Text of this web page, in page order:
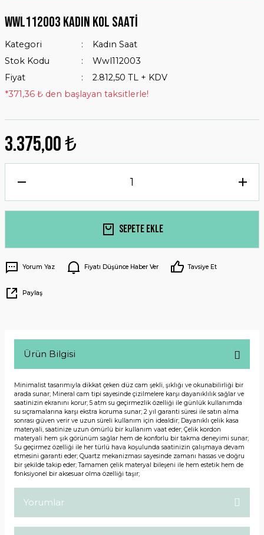
WWL112003 KADIN KOL SAATİ
Kategori
Kadın Saat
Stok Kodu
Wwl112003
Fiyat
2.812,50 TL + KDV
*371,36 ₺ den başlayan taksitlerle!
3.375,00 ₺
Sepete Ekle
Yorum Yaz Fiyatı Düşünce Haber Ver Tavsiye Et
Paylaş
Ürün Bilgisi
Minimalist tasarımıyla dikkat çeken düz cam şekli, şıklığı ve okunabilirliği bir
arada sunar; Mineral cam tipi sayesinde çizilmelere karşı dayanıklılık sağlar ve
saatinizin ekranını korur; 5 atm su geçirmezlik özelliği ile günlük kullanımda
su sıçramalarına karşı ekstra koruma sunar; 2 yıl garanti süresi ile satın alma
sonrası güven verir ve uzun süreli kullanım için idealdir; Dayanıklı çelik kasa
materyali, saatinize uzun ömürlü bir kullanım vaat eder; Çelik kordon
materyali hem şık görünüm sağlar hem de konforlu bir takma deneyimi sunar;
Su geçirmez özelliği ile her türlü hava koşulunda saatinizin çalışmaya devam
etmesini garanti eder; Quartz mekanizması sayesinde zamanı hassas ve doğru
bir şekilde takip eder; Tamamen çelik materyal bileşeni ile hem estetik hem de
fonksiyonel bir aksesuar olma özelliği taşır;
Yorumlar